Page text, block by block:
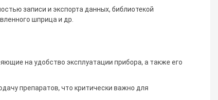
записи и экспорта данных, библиотекой
шприца и др.
на удобство эксплуатации прибора, а также его
препаратов, что критически важно для